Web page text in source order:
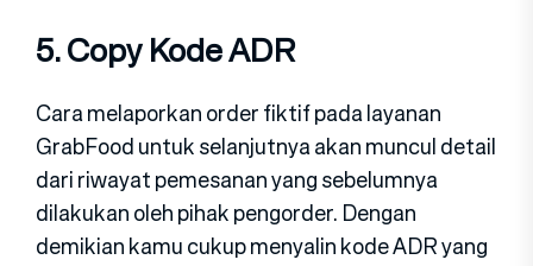
5. Copy Kode ADR
Cara melaporkan order fiktif pada layanan
GrabFood untuk selanjutnya akan muncul detail
dari riwayat pemesanan yang sebelumnya
dilakukan oleh pihak pengorder. Dengan
demikian kamu cukup menyalin kode ADR yang